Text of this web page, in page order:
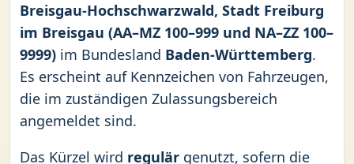
Breisgau-Hochschwarzwald, Stadt Freiburg
im Breisgau (AA–MZ 100–999 und NA–ZZ 100–
9999) im Bundesland Baden-Württemberg.
Es erscheint auf Kennzeichen von Fahrzeugen,
die im zuständigen Zulassungsbereich
angemeldet sind.
Das Kürzel wird regulär genutzt, sofern die